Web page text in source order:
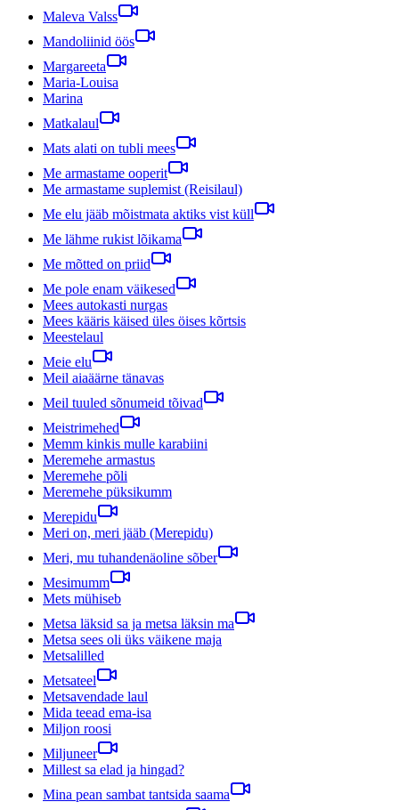
Maleva Valss
Mandoliinid öös
Margareeta
Maria-Louisa
Marina
Matkalaul
Mats alati on tubli mees
Me armastame ooperit
Me armastame suplemist (Reisilaul)
Me elu jääb mõistmata aktiks vist küll
Me lähme rukist lõikama
Me mõtted on priid
Me pole enam väikesed
Mees autokasti nurgas
Mees kääris käised üles öises kõrtsis
Meestelaul
Meie elu
Meil aiaäärne tänavas
Meil tuuled sõnumeid tõivad
Meistrimehed
Memm kinkis mulle karabiini
Meremehe armastus
Meremehe põli
Meremehe püksikumm
Merepidu
Meri on, meri jääb (Merepidu)
Meri, mu tuhandenäoline sõber
Mesimumm
Mets mühiseb
Metsa läksid sa ja metsa läksin ma
Metsa sees oli üks väikene maja
Metsalilled
Metsateel
Metsavendade laul
Mida teead ema-isa
Miljon roosi
Miljuneer
Millest sa elad ja hingad?
Mina pean sambat tantsida saama